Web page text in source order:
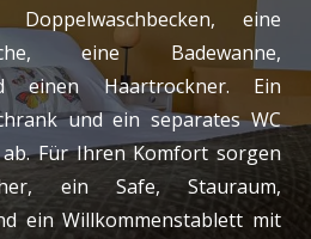
eine
eine Badewanne,
einen Haartrockner. Ein
und ein separates WC
Für Ihren Komfort sorgen
ein Safe, Stauraum,
ein Willkommenstablett mit